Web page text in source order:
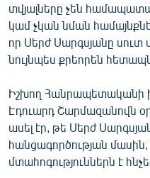
տվյալները չեն
կամ չկան նման
որ Սերժ Սարգսյանը սուտ
նույնպես քրեորեն
Իշխող
Էդուարդ Շարմազանովն
ասել էր, թե Սերժ
հանցագործության
մտահոգություններն է